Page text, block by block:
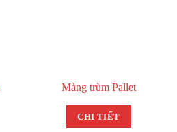
Màng trùm Pallet
CHI TIẾT